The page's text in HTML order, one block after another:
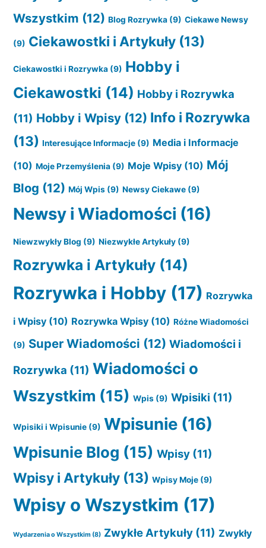
Wszystkim (12) Blog Rozrywka (9) Ciekawe Newsy
(9) Ciekawostki i Artykuły (13)
Ciekawostki i Rozrywka (9) Hobby i
Ciekawostki (14) Hobby i Rozrywka
(11) Hobby i Wpisy (12) Info i Rozrywka
(13) Interesujące Informacje (9) Media i Informacje
(10) Moje Przemyślenia (9) Moje Wpisy (10) Mój
Blog (12) Mój Wpis (9) Newsy Ciekawe (9)
Newsy i Wiadomości (16)
Niewzwykły Blog (9) Niezwykłe Artykuły (9)
Rozrywka i Artykuły (14)
Rozrywka i Hobby (17) Rozrywka
i Wpisy (10) Rozrywka Wpisy (10) Różne Wiadomości
(9) Super Wiadomości (12) Wiadomości i
Rozrywka (11) Wiadomości o
Wszystkim (15) Wpis (9) Wpisiki (11)
Wpisiki i Wpisunie (9) Wpisunie (16)
Wpisunie Blog (15) Wpisy (11)
Wpisy i Artykuły (13) Wpisy Moje (9)
Wpisy o Wszystkim (17)
Wydarzenia o Wszystkim (8) Zwykłe Artykuły (11) Zwykły